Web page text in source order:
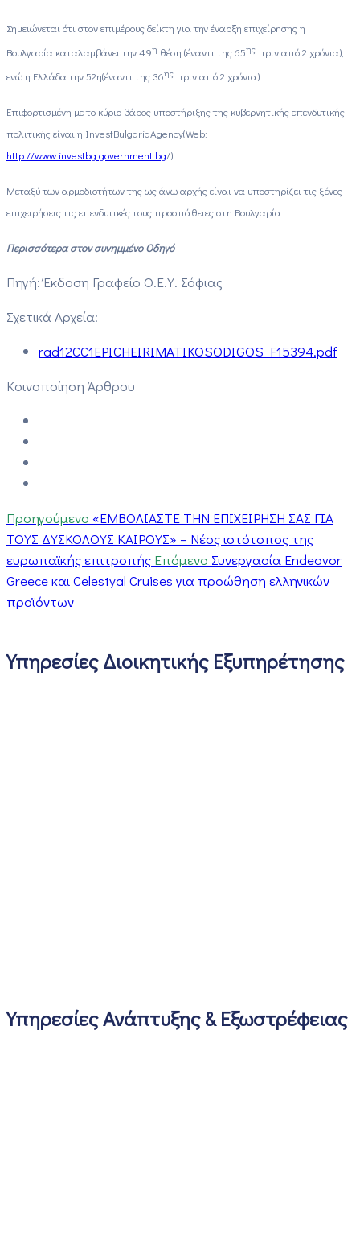
Σημειώνεται ότι στον επιμέρους δείκτη για την έναρξη επιχείρησης η
Βουλγαρία καταλαμβάνει την 49η θέση (έναντι της 65ης πριν από 2 χρόνια),
ενώ η Ελλάδα την 52η(έναντι της 36ης πριν από 2 χρόνια).
Επιφορτισμένη με το κύριο βάρος υποστήριξης της κυβερνητικής επενδυτικής
πολιτικής είναι η InvestBulgariaAgency(Web:
http://www investbg .government.bg/).
Μεταξύ των αρμοδιοτήτων της ως άνω αρχής είναι να υποστηρίζει τις ξένες
επιχειρήσεις τις επενδυτικές τους προσπάθειες στη Βουλγαρία.
Περισσότερα στον συνημμένο Οδηγό
Πηγή: Έκδοση Γραφείο Ο.Ε.Υ. Σόφιας
Σχετικά Αρχεία:
rad12CC1EPICHEIRIMATIKOSODIGOS_F15394.pdf
Κοινοποίηση Άρθρου
Προηγούμενο «ΕΜΒΟΛΙΑΣΤΕ ΤΗΝ ΕΠΙΧΕΙΡΗΣΗ ΣΑΣ ΓΙΑ
ΤΟΥΣ ΔΥΣΚΟΛΟΥΣ ΚΑΙΡΟΥΣ» – Νέος ιστότοπος της
ευρωπαϊκής επιτροπής Επόμενο Συνεργασία Endeavor
Greece και Celestyal Cruises για προώθηση ελληνικών
προϊόντων
Υπηρεσίες Διοικητικής Εξυπηρέτησης
Υπηρεσίες Ανάπτυξης & Εξωστρέφειας